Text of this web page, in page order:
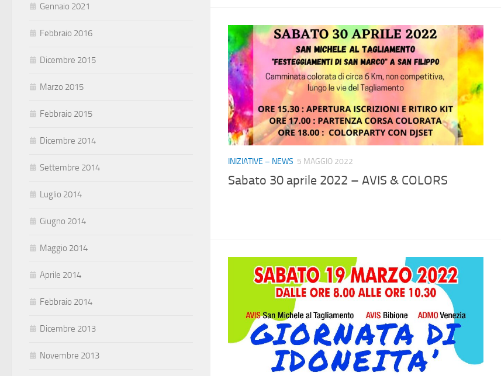
INIZIATIVE – NEWS 5 MAGGIO 2022
Sabato 30 aprile 2022 – AVIS & COLORS
Gennaio 2021
Febbraio 2016
Dicembre 2015
Marzo 2015
Febbraio 2015
Dicembre 2014
Settembre 2014
Luglio 2014
Giugno 2014
Maggio 2014
Aprile 2014
Febbraio 2014
Dicembre 2013
Novembre 2013